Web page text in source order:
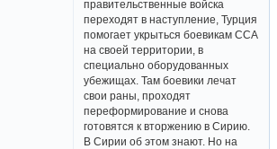
правительственные войска
переходят в наступление, Турция
помогает укрыться боевикам ССА
на своей территории, в
специально оборудованных
убежищах. Там боевики лечат
свои раны, проходят
переформирование и снова
готовятся к вторжению в Сирию.
В Сирии об этом знают. Но на